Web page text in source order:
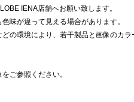
IENA店舗へお願い致します。
味が違って見える場合があります。
の環境により、若干製品と画像のカラ
ご参照ください。